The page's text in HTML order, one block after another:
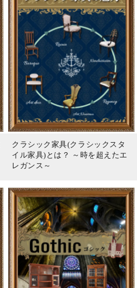
クラシック家具(クラシックスタ
イル家具)とは？ ～時を超えたエ
レガンス～